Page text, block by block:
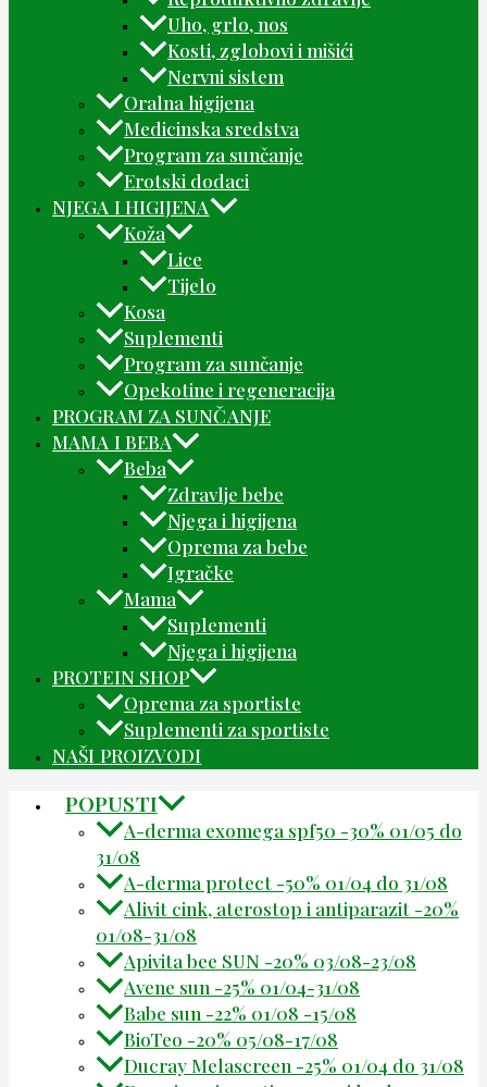
Uho, grlo, nos
Kosti, zglobovi i mišići
Nervni sistem
Oralna higijena
Medicinska sredstva
Program za sunčanje
Erotski dodaci
NJEGA I HIGIJENA
Koža
Lice
Tijelo
Kosa
Suplementi
Program za sunčanje
Opekotine i regeneracija
PROGRAM ZA SUNČANJE
MAMA I BEBA
Beba
Zdravlje bebe
Njega i higijena
Oprema za bebe
Igračke
Mama
Suplementi
Njega i higijena
PROTEIN SHOP
Oprema za sportiste
Suplementi za sportiste
NAŠI PROIZVODI
POPUSTI
A-derma exomega spf50 -30% 01/05 do
31/08
A-derma protect -50% 01/04 do 31/08
Alivit cink, aterostop i antiparazit -20%
01/08-31/08
Apivita bee SUN -20% 03/08-23/08
Avene sun -25% 01/04-31/08
Babe sun -22% 01/08 -15/08
BioTeo -20% 05/08-17/08
Ducray Melascreen -25% 01/04 do 31/08